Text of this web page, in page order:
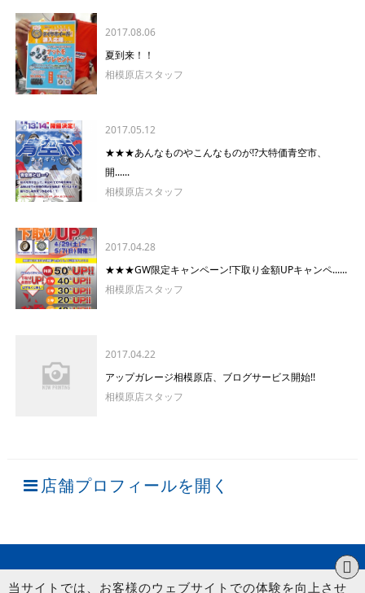
2017.08.06
夏到来！！
相模原店スタッフ
2017.05.12
★★★あんなものやこんなものが!?大特価青空市、
開......
相模原店スタッフ
2017.04.28
★★★GW限定キャンペーン!下取り金額UPキャンペ......
相模原店スタッフ
2017.04.22
アップガレージ相模原店、ブログサービス開始!!
相模原店スタッフ
店舗プロフィールを開く
当サイトでは、お客様のウェブサイトでの体験を向上させ